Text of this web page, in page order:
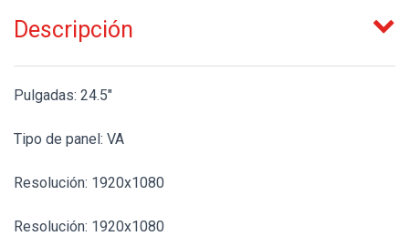
Descripción
Pulgadas: 24.5"
Tipo de panel: VA
Resolución: 1920x1080
Resolución: 1920x1080